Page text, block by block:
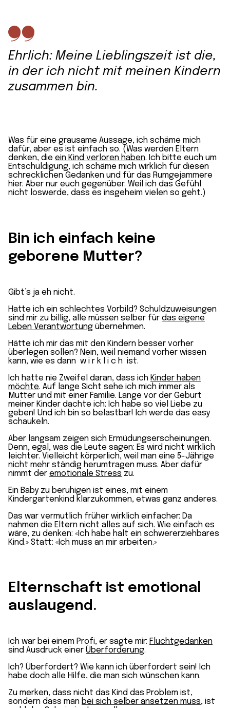
Ehrlich: Meine Lieblingszeit ist die,
in der ich nicht mit meinen Kindern
zusammen bin.
Was für eine grausame Aussage, ich schäme mich
dafür, aber es ist einfach so. (Was werden Eltern
denken, die ein Kind verloren haben. Ich bitte euch um
Entschuldigung, ich schäme mich wirklich für diesen
schrecklichen Gedanken und für das Rumgejammere
hier. Aber nur euch gegenüber. Weil ich das Gefühl
nicht loswerde, dass es insgeheim vielen so geht.)
Bin ich einfach keine
geborene Mutter?
Gibt’s ja eh nicht.
Hatte ich ein schlechtes Vorbild? Schuldzuweisungen
sind mir zu billig, alle müssen selber für das eigene
Leben Verantwortung übernehmen.
Hätte ich mir das mit den Kindern besser vorher
überlegen sollen? Nein, weil niemand vorher wissen
kann, wie es dann w i r k l i c h ist.
Ich hatte nie Zweifel daran, dass ich Kinder haben
möchte. Auf lange Sicht sehe ich mich immer als
Mutter und mit einer Familie. Lange vor der Geburt
meiner Kinder dachte ich: Ich habe so viel Liebe zu
geben! Und ich bin so belastbar! Ich werde das easy
schaukeln.
Aber langsam zeigen sich Ermüdungserscheinungen.
Denn, egal, was die Leute sagen: Es wird nicht wirklich
leichter. Vielleicht körperlich, weil man eine 5-Jährige
nicht mehr ständig herumtragen muss. Aber dafür
nimmt der emotionale Stress zu.
Ein Baby zu beruhigen ist eines, mit einem
Kindergartenkind klarzukommen, etwas ganz anderes.
Das war vermutlich früher wirklich einfacher: Da
nahmen die Eltern nicht alles auf sich. Wie einfach es
wäre, zu denken: «Ich habe halt ein schwererziehbares
Kind.» Statt: «Ich muss an mir arbeiten.»
Elternschaft ist emotional
auslaugend.
Ich war bei einem Profi, er sagte mir: Fluchtgedanken
sind Ausdruck einer Überforderung.
Ich? Überfordert? Wie kann ich überfordert sein! Ich
habe doch alle Hilfe, die man sich wünschen kann.
Zu merken, dass nicht das Kind das Problem ist,
sondern dass man bei sich selber ansetzen muss, ist